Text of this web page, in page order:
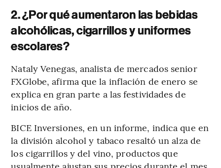
2. ¿Por qué aumentaron las bebidas
alcohólicas, cigarrillos y uniformes
escolares?
Nataly Venegas, analista de mercados senior
FXGlobe, afirma que la inflación de enero se
explica en gran parte a las festividades de
inicios de año.
BICE Inversiones, en un informe, indica que en
la división alcohol y tabaco resaltó un alza de
los cigarrillos y del vino, productos que
usualmente ajustan sus precios durante el mes.